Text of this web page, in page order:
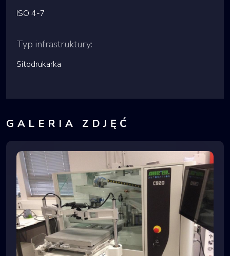
ISO 4-7
Typ infrastruktury:
Sitodrukarka
GALERIA ZDJĘĆ